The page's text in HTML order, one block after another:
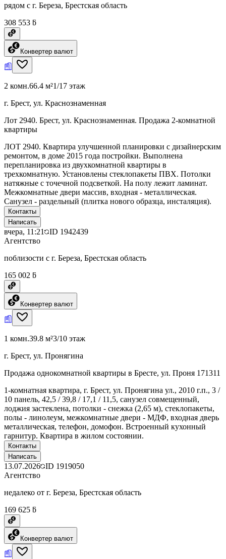
рядом с г. Береза, Брестская область
308 553 ƃ
Конвертер валют
2 комн.66.4 м²1/17 этаж
г. Брест, ул. Краснознаменная
Лот 2940. Брест, ул. Краснознаменная. Продажа 2-комнатной
квартиры
ЛОТ 2940. Квартира улучшенной планировки с дизайнерским
ремонтом, в доме 2015 года постройки. Выполнена
перепланировка из двухкомнатной квартиры в
трехкомнатную. Установлены стеклопакеты ПВХ. Потолки
натяжные с точечной подсветкой. На полу лежит ламинат.
Межкомнатные двери массив, входная - металлическая.
Санузел - раздельный (плитка нового образца, инсталяция).
Контакты
Написать
вчера, 11:21 ID 1942439
Агентство
поблизости с г. Береза, Брестская область
165 002 ƃ
Конвертер валют
1 комн.39.8 м²3/10 этаж
г. Брест, ул. Пронягина
Продажа однокомнатной квартиры в Бресте, ул. Проня 171311
1-комнатная квартира, г. Брест, ул. Пронягина ул., 2010 г.п., 3 /
10 панель, 42,5 / 39,8 / 17,1 / 11,5, санузел совмещенный,
лоджия застеклена, потолки - снежка (2,65 м), стеклопакеты,
полы - линолеум, межкомнатные двери - МДФ, входная дверь
металлическая, телефон, домофон. Встроенный кухонный
гарнитур. Квартира в жилом состоянии.
Контакты
Написать
13.07.2026 ID 1919050
Агентство
недалеко от г. Береза, Брестская область
169 625 ƃ
Конвертер валют